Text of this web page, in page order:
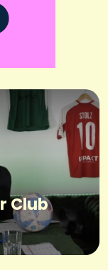
Club